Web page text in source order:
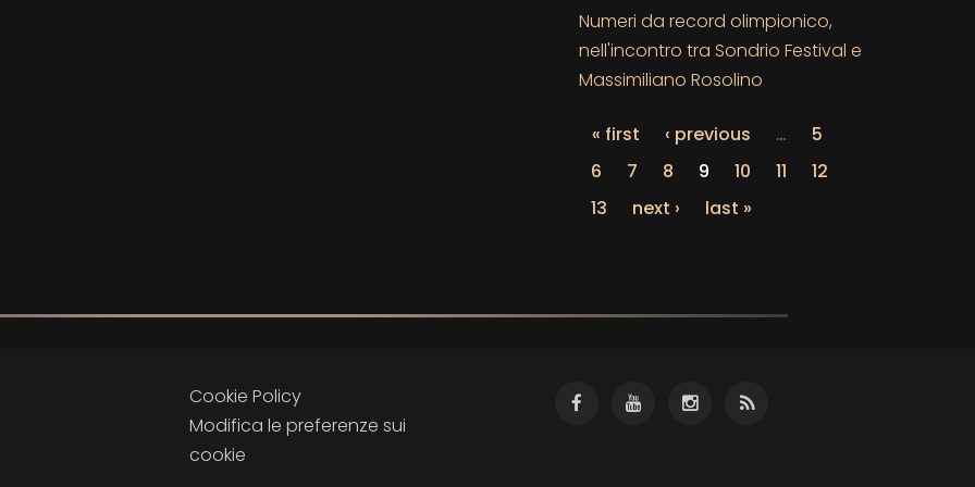
Numeri da record olimpionico,
nell'incontro tra Sondrio Festival e
Massimiliano Rosolino
« first ‹ previous …
5
6
7 8 9 10 11
12
13
next › last »
Cookie Policy
Modifica le preferenze sui
cookie